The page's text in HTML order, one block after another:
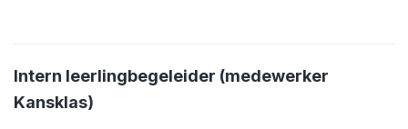
Intern leerlingbegeleider (medewerker
Kansklas)